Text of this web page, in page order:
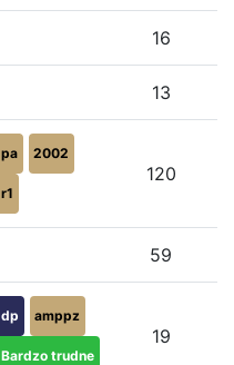
16
13
pa 2002
r1
120
59
dp amppz
Bardzo trudne
19